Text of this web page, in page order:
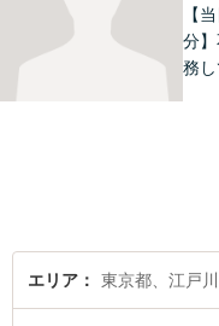
【
分
務し
さ
エリア 東京都、江戸